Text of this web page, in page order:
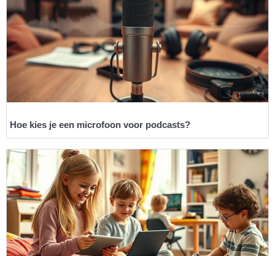
Hoe kies je een microfoon voor podcasts?